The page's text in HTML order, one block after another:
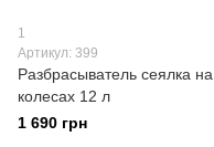
1
Артикул: 399
Разбрасыватель сеялка на
колесах 12 л
1 690 грн